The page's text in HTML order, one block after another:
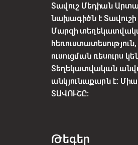
Տավուշ Մեդիան
նախագիծն է Տավուշի
Մարզի
ուսուցման ռեսուրս
Տեղեկատվական
անկյունաքարն է:
ՏԱՎՈՒՇԸ:
Թեգեր